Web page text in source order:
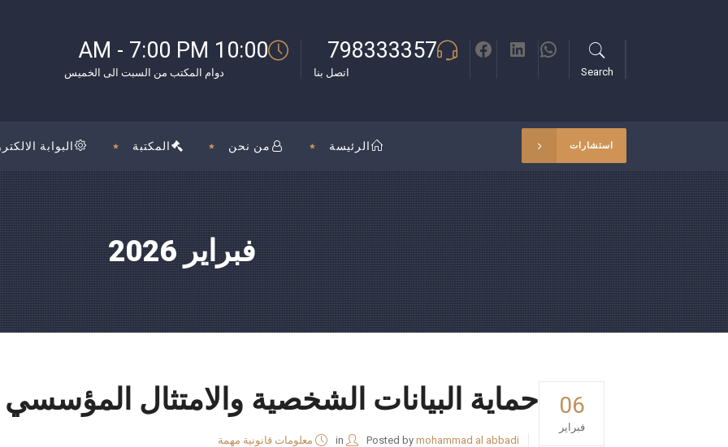
10:00 AM - 7:00 PM
دوام المكتب من السبت الى الخميس
798333357
اتصل بنا Search
البوابة المكتبة من نحن الرئيسة استشارات
فبراير 2026
06
فبراير
حماية البيانات الشخصية والامتثال المؤسسي
Posted by mohammad al abbadi
in معلومات قانونية مهمة